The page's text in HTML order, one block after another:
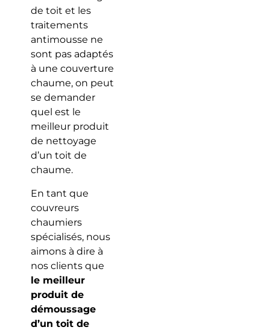
de toit et les
traitements
antimousse ne
sont pas adaptés
à une couverture
chaume, on peut
se demander
quel est le
meilleur produit
de nettoyage
d’un toit de
chaume.
En tant que
couvreurs
chaumiers
spécialisés, nous
aimons à dire à
nos clients que
le meilleur
produit de
démoussage
d’un toit de